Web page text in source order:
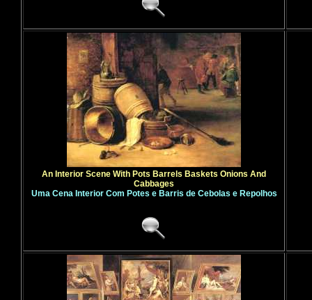
An Interior Scene With Pots Barrels Baskets Onions And
Cabbages
Uma Cena Interior Com Potes e Barris de Cebolas e Repolhos